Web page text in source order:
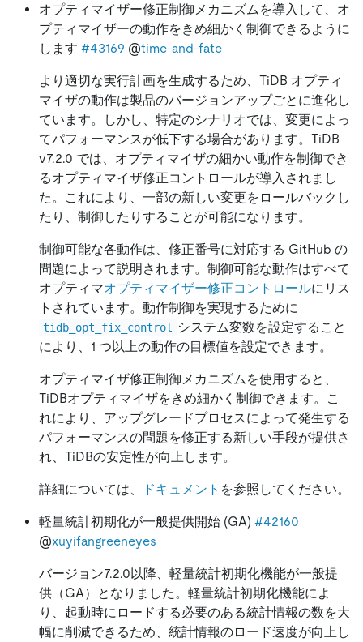
オプティマイザー修正制御メカニズムを導入して、オ
プティマイザーの動作をきめ細かく制御できるように
します #43169 @time-and-fate
より適切な実行計画を生成するため、TiDB オプティ
マイザの動作は製品のバージョンアップごとに進化し
ています。しかし、特定のシナリオでは、変更によっ
てパフォーマンスが低下する場合があります。TiDB
v7.2.0 では、オプティマイザの細かい動作を制御でき
るオプティマイザ修正コントロールが導入されまし
た。これにより、一部の新しい変更をロールバックし
たり、制御したりすることが可能になります。
制御可能な各動作は、修正番号に対応する GitHub の
問題によって説明されます。制御可能な動作はすべて
オプティマオプティマイザー修正コントロールにリス
トされています。動作制御を実現するために
tidb_opt_fix_control
システム変数を設定すること
により、1 つ以上の動作の目標値を設定できます。
オプティマイザ修正制御メカニズムを使用すると、
TiDBオプティマイザをきめ細かく制御できます。こ
れにより、アップグレードプロセスによって発生する
パフォーマンスの問題を修正する新しい手段が提供さ
れ、TiDBの安定性が向上します。
詳細については、 ドキュメント を参照してください。
軽量統計初期化が一般提供開始 (GA) #42160
@xuyifangreeneyes
バージョン7.2.0以降、軽量統計初期化機能が一般提
供（GA）となりました。軽量統計初期化機能によ
り、起動時にロードする必要のある統計情報の数を大
幅に削減できるため、統計情報のロード速度が向上し